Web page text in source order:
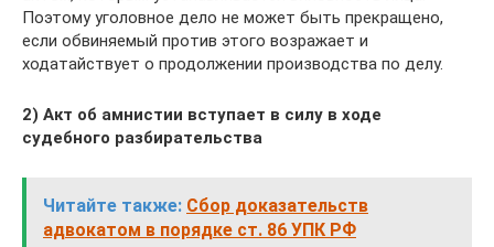
Поэтому уголовное дело не может быть прекращено,
если обвиняемый против этого возражает и
ходатайствует о продолжении производства по делу.
2) Акт об амнистии вступает в силу в ходе
судебного разбирательства
Читайте также: Сбор доказательств
адвокатом в порядке ст. 86 УПК РФ